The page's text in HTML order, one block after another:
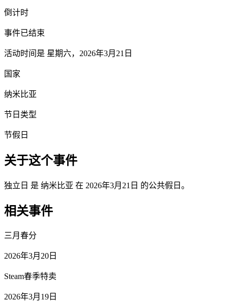
倒计时
事件已结束
活动时间是 星期六，2026年3月21日
国家
纳米比亚
节日类型
节假日
关于这个事件
独立日 是 纳米比亚 在 2026年3月21日 的公共假日。
相关事件
三月春分
2026年3月20日
Steam春季特卖
2026年3月19日